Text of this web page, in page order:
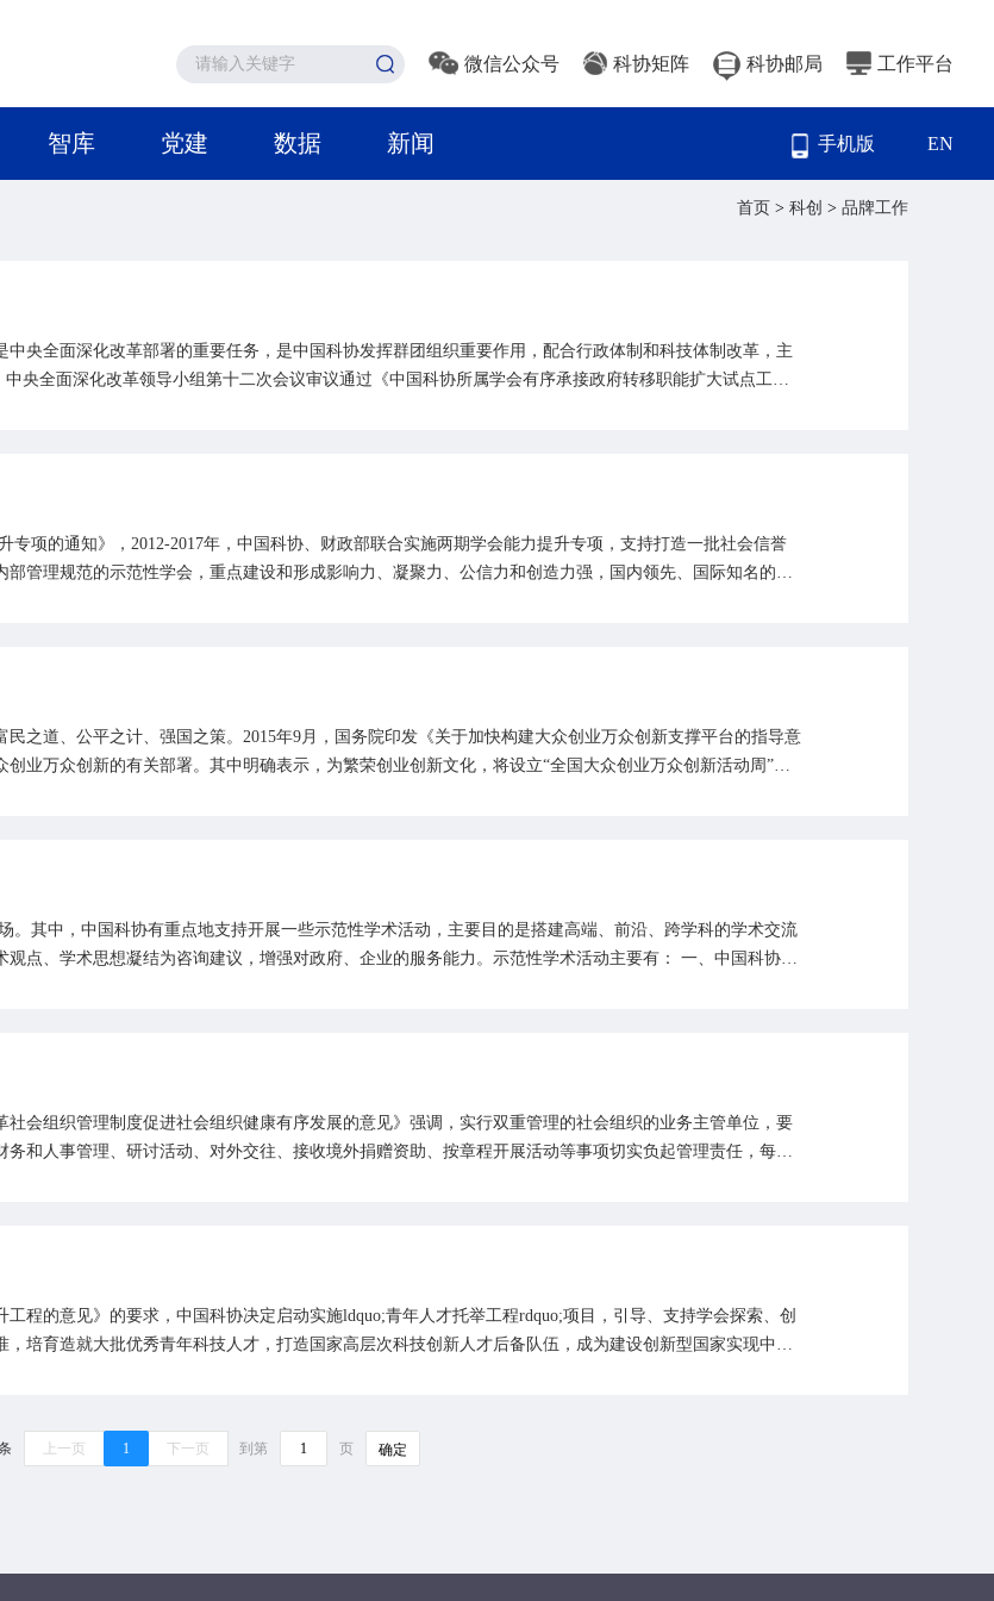
微信公众号 科协矩阵 科协邮局 工作平台
手机版 EN
智库 党建 数据 新闻
首页 > 科创 > 品牌工作
央全面深化改革部署的重要任务，是中国科协发挥群团组织重要作用，配合行政体制和科技体制改革，主
央全面深化改革领导小组第十二次会议审议通过《中国科协所属学会有序承接政府转移职能扩大试点工作
专项的通知》，2012-2017年，中国科协、财政部联合实施两期学会能力提升专项，支持打造一批社会信誉
管理规范的示范性学会，重点建设和形成影响力、凝聚力、公信力和创造力强，国内领先、国际知名的示
之道、公平之计、强国之策。2015年9月，国务院印发《关于加快构建大众创业万众创新支撑平台的指导意
业万众创新的有关部署。其中明确表示，为繁荣创业创新文化，将设立“全国大众创业万众创新活动周”，
。其中，中国科协有重点地支持开展一些示范性学术活动，主要目的是搭建高端、前沿、跨学科的学术交流
点、学术思想凝结为咨询建议，增强对政府、企业的服务能力。示范性学术活动主要有： 一、中国科协年
会组织管理制度促进社会组织健康有序发展的意见》强调，实行双重管理的社会组织的业务主管单位，要
和人事管理、研讨活动、对外交往、接收境外捐赠资助、按章程开展活动等事项切实负起管理责任，每年
程的意见》的要求，中国科协决定启动实施ldquo;青年人才托举工程rdquo;项目，引导、支持学会探索、创
培育造就大批优秀青年科技人才，打造国家高层次科技创新人才后备队伍，成为建设创新型国家实现中国
上一页 1 下一页 到第 页 确定